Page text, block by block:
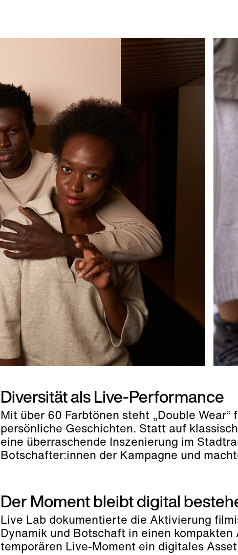
Diversität als Live-Performance
Mit über 60 Farbtönen steht „Double
persönliche Geschichten. Statt auf
eine überraschende Inszenierung im
Botschafter:innen der Kampagne und
Der Moment bleibt digital
Live Lab dokumentierte die Aktivierung
Dynamik und Botschaft in einen
temporären Live-Moment ein digitales